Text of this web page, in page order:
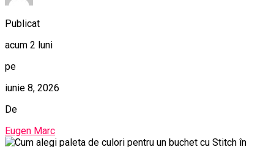
Publicat
acum 2 luni
pe
iunie 8, 2026
De
Eugen Marc